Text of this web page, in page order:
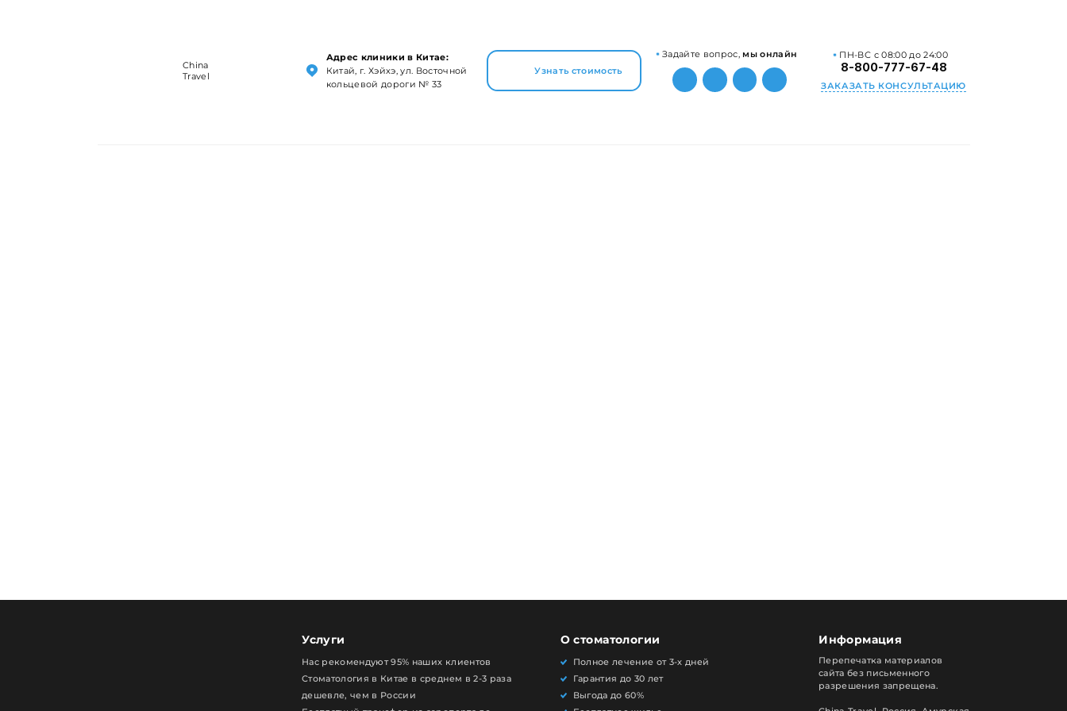
China
Travel
Адрес клиники в Китае:
Китай, г. Хэйхэ, ул. Восточной
кольцевой дороги № 33
Узнать стоимость
Задайте вопрос, мы онлайн ПН-ВС с 08:00 до 24:00
8-800-777-67-48
ЗАКАЗАТЬ КОНСУЛЬТАЦИЮ
Услуги
Нас рекомендуют 95% наших клиентов
Стоматология в Китае в среднем в 2-3 раза
дешевле, чем в России
О стоматологии
Полное лечение от 3-х дней
Гарантия до 30 лет
Выгода до 60%
Информация
Перепечатка материалов
сайта без письменного
разрешения запрещена.